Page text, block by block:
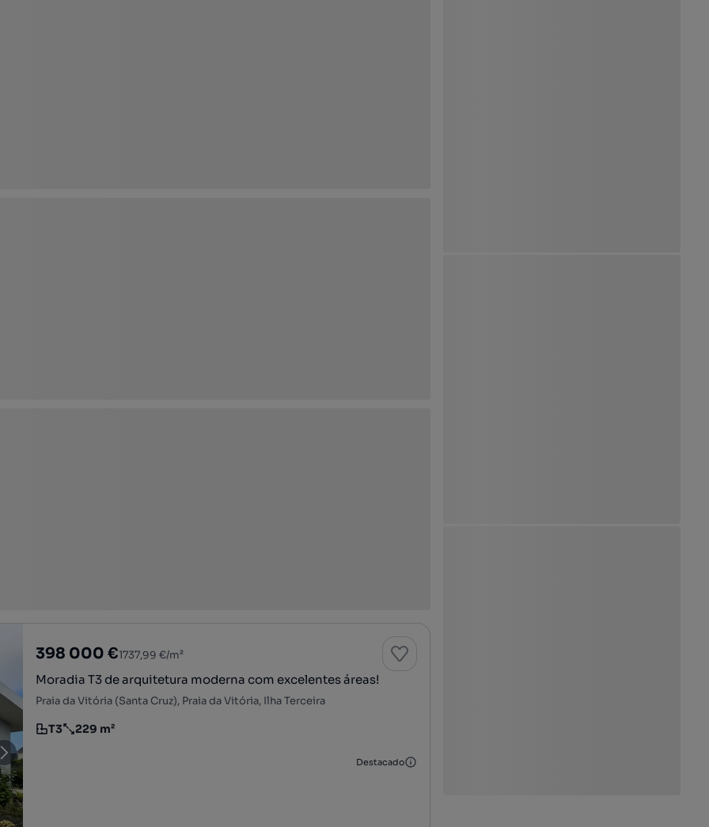
398 000 €1737,99 €/m²
Moradia T3 de arquitetura moderna com excelentes áreas!
Praia da Vitória (Santa Cruz), Praia da Vitória, Ilha Terceira
Tipologia
T3
Preço por metro quadrado
229 m²
Destacado